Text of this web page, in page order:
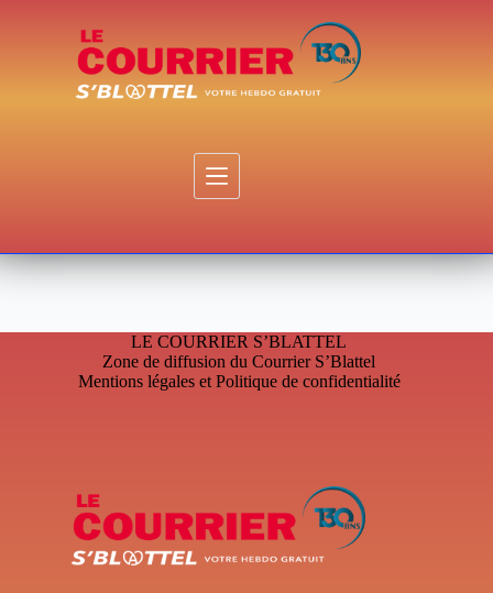
LE COURRIER S’BLATTEL
Zone de diffusion du Courrier S’Blattel
Mentions légales et Politique de confidentialité